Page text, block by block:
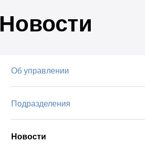
Новости
Об управлении
Подразделения
Новости